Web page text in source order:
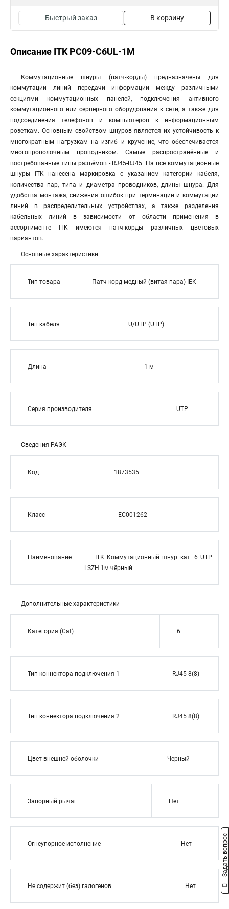
Быстрый заказ В корзину
Описание ITK PC09-C6UL-1M
Коммутационные шнуры (патч-корды) предназначены для
коммутации линий передачи информации между различными
секциями коммутационных панелей, подключения активного
коммутационного или серверного оборудования к сети, а также для
подсоединения телефонов и компьютеров к информационным
розеткам. Основным свойством шнуров является их устойчивость к
многократным нагрузкам на изгиб и кручение, что обеспечивается
многопроволочным проводником. Самые распространённые и
востребованные типы разъёмов - RJ45-RJ45. На все коммутационные
шнуры ITK нанесена маркировка с указанием категории кабеля,
количества пар, типа и диаметра проводников, длины шнура. Для
удобства монтажа, снижения ошибок при терминации и коммутации
линий в распределительных устройствах, а также разделения
кабельных линий в зависимости от области применения в
ассортименте ITK имеются патч-корды различных цветовых
вариантов.
Основные характеристики
Тип товара Патч-корд медный (витая пара) IEK
Тип кабеля U/UTP (UTP)
Длина 1 м
Серия производителя UTP
Сведения РАЭК
Код 1873535
Класс EC001262
Наименование
ITK Коммутационный шнур кат. 6 UTP
LSZH 1м чёрный
Дополнительные характеристики
Категория (Cat) 6
Тип коннектора подключения 1 RJ45 8(8)
Тип коннектора подключения 2 RJ45 8(8)
Цвет внешней оболочки Черный
Запорный рычаг Нет
Огнеупорное исполнение Нет
Не содержит (без) галогенов Нет
Задать вопрос